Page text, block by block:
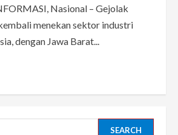
Nasional – Gejolak
menekan sektor industri
dengan Jawa Barat...